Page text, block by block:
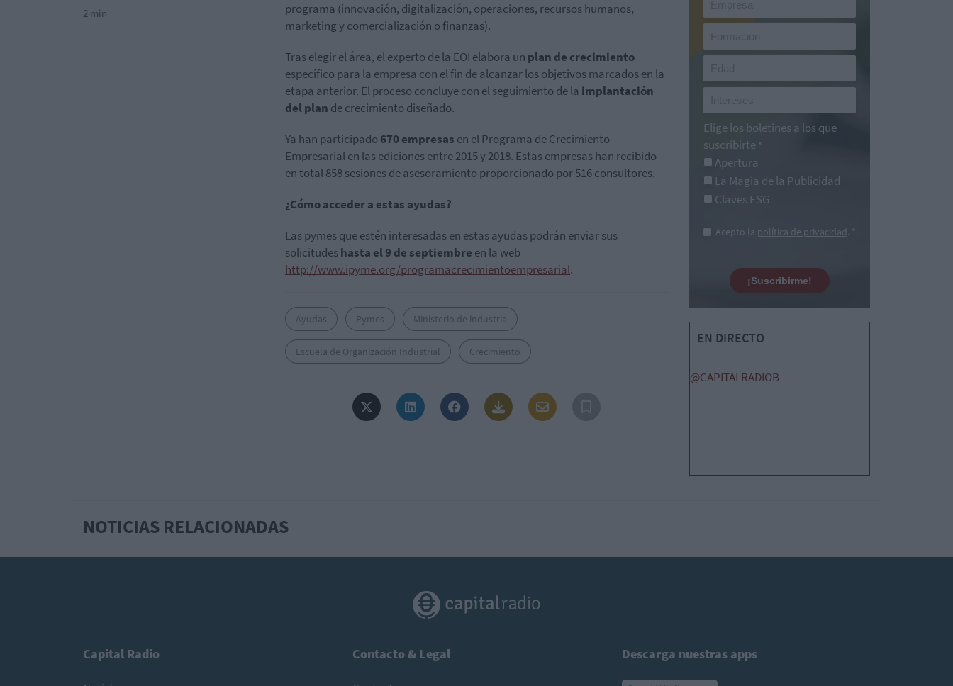
2 min
programa (innovación, digitalización, operaciones, recursos humanos,
marketing y comercialización o finanzas).
Tras elegir el área, el experto de la EOI elabora un plan de crecimiento
específico para la empresa con el fin de alcanzar los objetivos marcados en la
etapa anterior. El proceso concluye con el seguimiento de la implantación
del plan de crecimiento diseñado.
Ya han participado 670 empresas en el Programa de Crecimiento
Empresarial en las ediciones entre 2015 y 2018. Estas empresas han recibido
en total 858 sesiones de asesoramiento proporcionado por 516 consultores.
¿Cómo acceder a estas ayudas?
Las pymes que estén interesadas en estas ayudas podrán enviar sus
solicitudeshasta el 9 de septiembre en la web
http://www.ipyme.org/programacrecimientoempresarial.
Ayudas Pymes Ministerio de industria
Escuela de Organización Industrial Crecimiento
Elige los boletines a los que
suscribirte *
Apertura
La Magia de la Publicidad
Claves ESG
Acepto la política de privacidad. *
¡Suscribirme!
EN DIRECTO
@CAPITALRADIOB
NOTICIAS RELACIONADAS
Capital Radio Contacto & Legal Descarga nuestras apps